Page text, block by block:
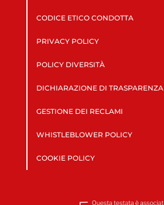
CODICE ETICO CONDOTTA
PRIVACY POLICY
POLICY DIVERSITÀ
DICHIARAZIONE DI TRASPARENZA
GESTIONE DEI RECLAMI
WHISTLEBLOWER POLICY
COOKIE POLICY